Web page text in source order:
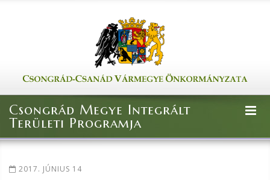
Csongrád Megye Integrált
Területi Programja
2017. JÚNIUS 14